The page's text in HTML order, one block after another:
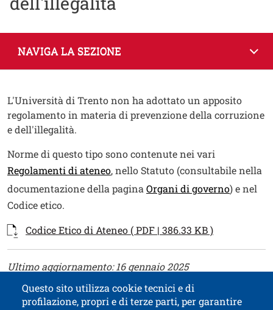
Contenuto
Testo
L'Università di Trento non ha adottato un apposito
regolamento in materia di prevenzione della corruzione
e dell'illegalità.
Norme di questo tipo sono contenute nei vari
Regolamenti di ateneo, nello Statuto (consultabile nella
documentazione della pagina Organi di governo) e nel
Codice etico.
Documenti
Documento
Codice Etico di Ateneo ( PDF | 386.33 KB )Apri il link
Ultimo aggiornamento: 16 gennaio 2025
Questo sito utilizza cookie tecnici e di
profilazione, propri e di terze parti, per garantire
NAVIGA LA SEZIONE